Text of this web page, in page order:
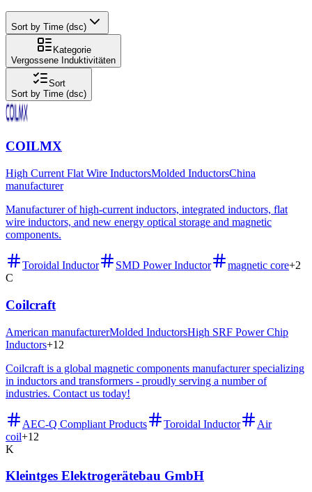
Sort by Time (dsc)
Kategorie
Vergossene Induktivitäten
Sort
Sort by Time (dsc)
COILMX
High Current Flat Wire InductorsMolded InductorsChina
manufacturer
Manufacturer of high-current inductors, integrated inductors, flat
wire inductors, and new energy optical storage and magnetic
components.
Toroidal Inductor SMD Power Inductor magnetic core+2
C
Coilcraft
American manufacturerMolded InductorsHigh SRF Power Chip
Inductors+12
Coilcraft is a global magnetic components manufacturer specializing
in inductors and transformers - proudly serving a number of
industries. Contact us today!
AEC-Q Compliant Products Toroidal Inductor
Air
coil+12
K
Kleintges Elektrogerätebau GmbH